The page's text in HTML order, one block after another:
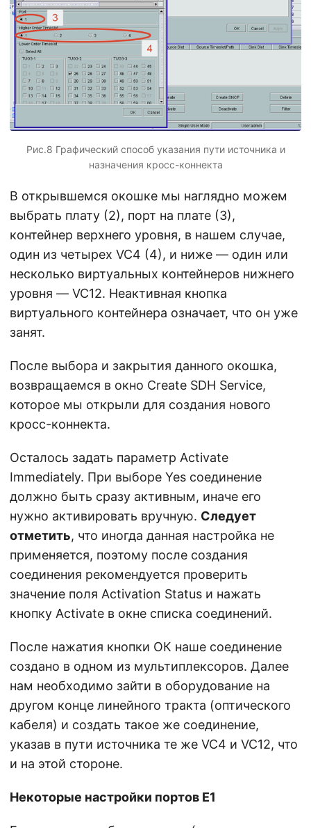
Рис.8 Графический способ указания пути источника и
назначения кросс-коннекта
В открывшемся окошке мы наглядно можем
выбрать плату (2), порт на плате (3),
контейнер верхнего уровня, в нашем случае,
один из четырех VC4 (4), и ниже — один или
несколько виртуальных контейнеров нижнего
уровня — VC12. Неактивная кнопка
виртуального контейнера означает, что он уже
занят.
После выбора и закрытия данного окошка,
возвращаемся в окно Create SDH Service,
которое мы открыли для создания нового
кросс-коннекта.
Осталось задать параметр Activate
Immediately. При выборе Yes соединение
должно быть сразу активным, иначе его
нужно активировать вручную. Следует
отметить, что иногда данная настройка не
применяется, поэтому после создания
соединения рекомендуется проверить
значение поля Activation Status и нажать
кнопку Activate в окне списка соединений.
После нажатия кнопки ОК наше соединение
создано в одном из мультиплексоров. Далее
нам необходимо зайти в оборудование на
другом конце линейного тракта (оптического
кабеля) и создать такое же соединение,
указав в пути источника те же VC4 и VC12, что
и на этой стороне.
Некоторые настройки портов E1